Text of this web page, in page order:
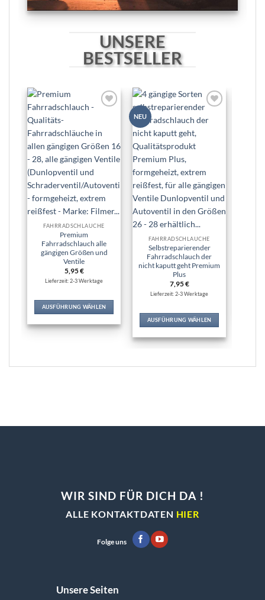
UNSERE
BESTSELLER
hinzufügen
FAHRRADSCHLÄUCHE
Premium
Fahrradschlauch alle
gängigen Größen und
Ventile
5,95€
Lieferzeit: 2-3 Werktage
AUSFÜHRUNG WÄHLEN
Produkt
der
NEU
Wunschliste
hinzufügen
FAHRRADSCHLÄUCHE
Selbstreparierender
Fahrradschlauch der
nicht kaputt geht Premium
Plus
7,95€
Lieferzeit: 2-3 Werktage
AUSFÜHRUNG WÄHLEN
Produkt
auf
WIR SIND FÜR DICH DA !
ALLE KONTAKTDATEN HIER
Folge uns
Unsere Seiten